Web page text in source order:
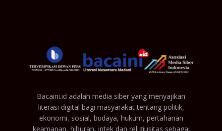
Bacaini.id adalah media siber yang menyajikan
literasi digital bagi masyarakat tentang politik,
ekonomi, sosial, budaya, hukum, pertahanan
keamanan, hiburan, iptek dan religiusitas sebagai